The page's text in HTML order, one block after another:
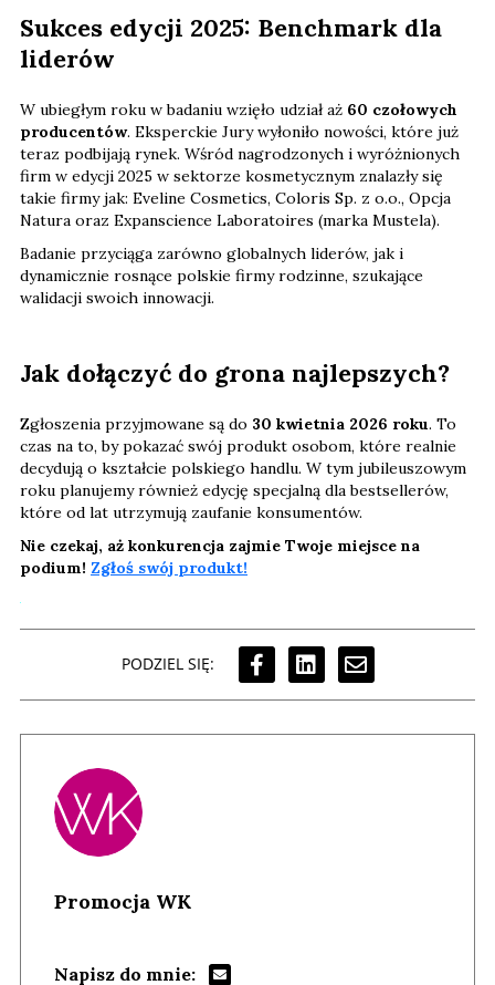
Sukces edycji 2025: Benchmark dla
liderów
W ubiegłym roku w badaniu wzięło udział aż 60 czołowych
producentów. Eksperckie Jury wyłoniło nowości, które już
teraz podbijają rynek. Wśród nagrodzonych i wyróżnionych
firm w edycji 2025 w sektorze kosmetycznym znalazły się
takie firmy jak: Eveline Cosmetics, Coloris Sp. z o.o., Opcja
Natura oraz Expanscience Laboratoires (marka Mustela).
Badanie przyciąga zarówno globalnych liderów, jak i
dynamicznie rosnące polskie firmy rodzinne, szukające
walidacji swoich innowacji.
Jak dołączyć do grona najlepszych?
Zgłoszenia przyjmowane są do 30 kwietnia 2026 roku. To
czas na to, by pokazać swój produkt osobom, które realnie
decydują o kształcie polskiego handlu. W tym jubileuszowym
roku planujemy również edycję specjalną dla bestsellerów,
które od lat utrzymują zaufanie konsumentów.
Nie czekaj, aż konkurencja zajmie Twoje miejsce na
podium! Zgłoś swój produkt!
PODZIEL SIĘ:
Promocja WK
Napisz do mnie: